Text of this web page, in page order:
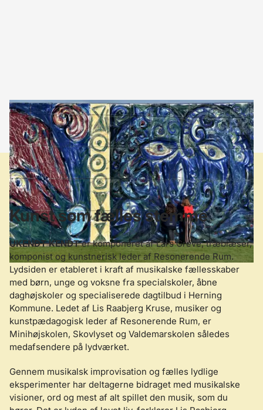
Kunst som fælles stemme
UKENDT KENDTer komponeret af Lars Greve, træblæser,
komponist og kunstnerisk leder af Resonerende Rum.
Lydsiden er etableret i kraft af musikalske fællesskaber
med børn, unge og voksne fra specialskoler, åbne
daghøjskoler og specialiserede dagtilbud i Herning
Kommune. Ledet af Lis Raabjerg Kruse, musiker og
kunstpædagogisk leder af Resonerende Rum, er
Minihøjskolen, Skovlyset og Valdemarskolen således
medafsendere på lydværket.
Gennem musikalsk improvisation og fælles lydlige
eksperimenter har deltagerne bidraget med musikalske
visioner, ord og mest af alt spillet den musik, som du